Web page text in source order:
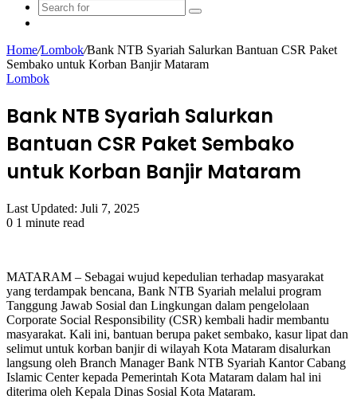
Search
Home/Lombok/Bank NTB Syariah Salurkan Bantuan CSR Paket
Sembako untuk Korban Banjir Mataram
Lombok
Bank NTB Syariah Salurkan
Bantuan CSR Paket Sembako
untuk Korban Banjir Mataram
Last Updated: Juli 7, 2025
0 1 minute read
MATARAM – Sebagai wujud kepedulian terhadap masyarakat
yang terdampak bencana, Bank NTB Syariah melalui program
Tanggung Jawab Sosial dan Lingkungan dalam pengelolaan
Corporate Social Responsibility (CSR) kembali hadir membantu
masyarakat. Kali ini, bantuan berupa paket sembako, kasur lipat dan
selimut untuk korban banjir di wilayah Kota Mataram disalurkan
langsung oleh Branch Manager Bank NTB Syariah Kantor Cabang
Islamic Center kepada Pemerintah Kota Mataram dalam hal ini
diterima oleh Kepala Dinas Sosial Kota Mataram.